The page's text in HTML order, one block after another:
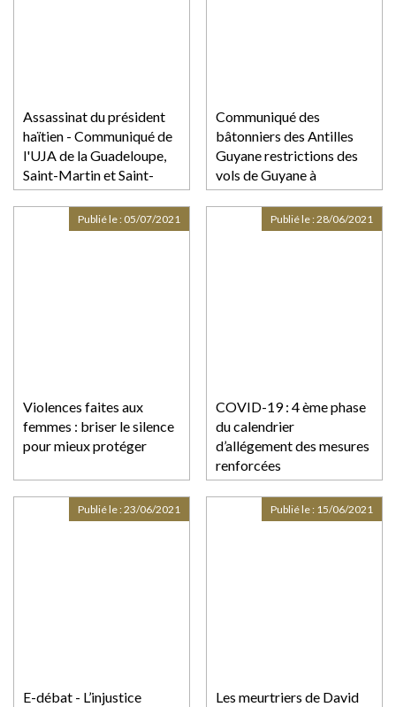
Assassinat du président
haïtien - Communiqué de
l'UJA de la Guadeloupe,
Saint-Martin et Saint-
Barthélemy
Communiqué des
bâtonniers des Antilles
Guyane restrictions des
vols de Guyane à
destination des Antilles
Violences faites aux
femmes : briser le silence
pour mieux protéger
Publié le : 05/07/2021
COVID-19 : 4 ème phase
du calendrier
d’allégement des mesures
renforcées
Publié le :28/06/2021
E-débat - L’injustice
Publié le :23/06/2021
Les meurtriers de David
Publié le : 15/06/2021